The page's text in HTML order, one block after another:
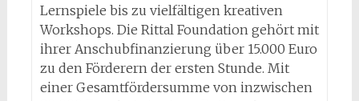
Lernspiele bis zu vielfältigen kreativen
Workshops. Die Rittal Foundation gehört mit
ihrer Anschubfinanzierung über 15.000 Euro
zu den Förderern der ersten Stunde. Mit
einer Gesamtfördersumme von inzwischen